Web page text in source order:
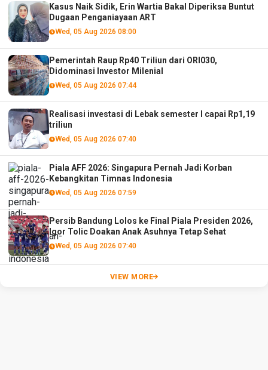
Kasus Naik Sidik, Erin Wartia Bakal Diperiksa Buntut
Dugaan Penganiayaan ART
Wed, 05 Aug 2026 08:00
Pemerintah Raup Rp40 Triliun dari ORI030,
Didominasi Investor Milenial
Wed, 05 Aug 2026 07:44
Realisasi investasi di Lebak semester I capai Rp1,19
triliun
Wed, 05 Aug 2026 07:40
Piala AFF 2026: Singapura Pernah Jadi Korban
Kebangkitan Timnas Indonesia
Wed, 05 Aug 2026 07:59
Persib Bandung Lolos ke Final Piala Presiden 2026,
Igor Tolic Doakan Anak Asuhnya Tetap Sehat
Wed, 05 Aug 2026 07:40
VIEW MORE